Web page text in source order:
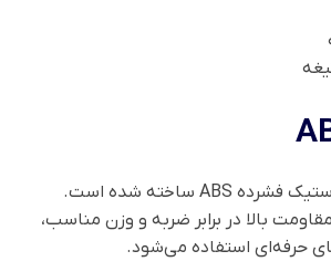
بدنه دستگاه از پلاستیک فشرده ABS ساخته شده است.
بالا در برابر ضربه و وزن مناسب،
حرفه‌ای استفاده می‌شود.